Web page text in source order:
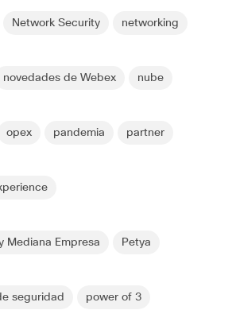
Network Security networking
novedades de Webex nube
opex pandemia partner
Mediana Empresa Petya
seguridad power of 3